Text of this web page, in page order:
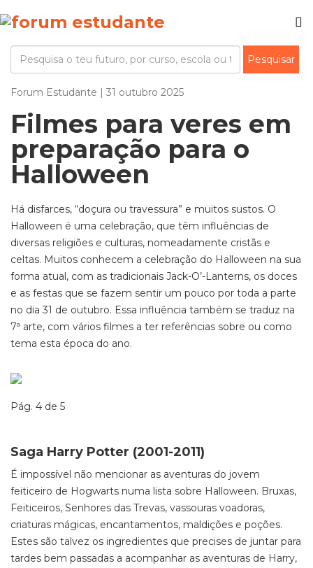
Forum Estudante | 31 outubro 2025
Filmes para veres em
preparação para o
Halloween
Há disfarces, “doçura ou travessura” e muitos sustos. O
Halloween é uma celebração, que têm influências de
diversas religiões e culturas, nomeadamente cristãs e
celtas. Muitos conhecem a celebração do Halloween na sua
forma atual, com as tradicionais Jack-O’-Lanterns, os doces
e as festas que se fazem sentir um pouco por toda a parte
no dia 31 de outubro. Essa influência também se traduz na
7ª arte, com vários filmes a ter referências sobre ou como
tema esta época do ano.
Pág. 4 de 5
Saga Harry Potter (2001-2011)
É impossível não mencionar as aventuras do jovem
feiticeiro de Hogwarts numa lista sobre Halloween. Bruxas,
Feiticeiros, Senhores das Trevas, vassouras voadoras,
criaturas mágicas, encantamentos, maldições e poções.
Estes são talvez os ingredientes que precises de juntar para
tardes bem passadas a acompanhar as aventuras de Harry,